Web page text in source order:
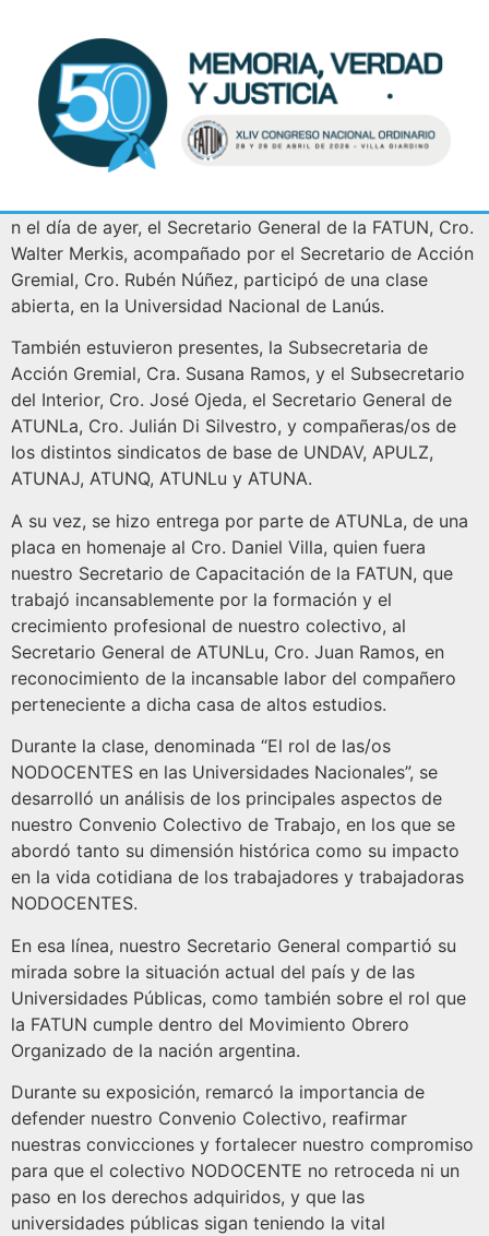
n el día de ayer, el Secretario General de la FATUN, Cro.
Walter Merkis, acompañado por el Secretario de Acción
Gremial, Cro. Rubén Núñez, participó de una clase
abierta, en la Universidad Nacional de Lanús.
También estuvieron presentes, la Subsecretaria de
Acción Gremial, Cra. Susana Ramos, y el Subsecretario
del Interior, Cro. José Ojeda, el Secretario General de
ATUNLa, Cro. Julián Di Silvestro, y compañeras/os de
los distintos sindicatos de base de UNDAV, APULZ,
ATUNAJ, ATUNQ, ATUNLu y ATUNA.
A su vez, se hizo entrega por parte de ATUNLa, de una
placa en homenaje al Cro. Daniel Villa, quien fuera
nuestro Secretario de Capacitación de la FATUN, que
trabajó incansablemente por la formación y el
crecimiento profesional de nuestro colectivo, al
Secretario General de ATUNLu, Cro. Juan Ramos, en
reconocimiento de la incansable labor del compañero
perteneciente a dicha casa de altos estudios.
Durante la clase, denominada “El rol de las/os
NODOCENTES en las Universidades Nacionales”, se
desarrolló un análisis de los principales aspectos de
nuestro Convenio Colectivo de Trabajo, en los que se
abordó tanto su dimensión histórica como su impacto
en la vida cotidiana de los trabajadores y trabajadoras
NODOCENTES.
En esa línea, nuestro Secretario General compartió su
mirada sobre la situación actual del país y de las
Universidades Públicas, como también sobre el rol que
la FATUN cumple dentro del Movimiento Obrero
Organizado de la nación argentina.
Durante su exposición, remarcó la importancia de
defender nuestro Convenio Colectivo, reafirmar
nuestras convicciones y fortalecer nuestro compromiso
para que el colectivo NODOCENTE no retroceda ni un
paso en los derechos adquiridos, y que las
universidades públicas sigan teniendo la vital